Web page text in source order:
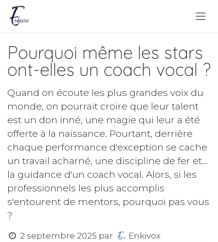
Se rendre au contenu
Pourquoi même les stars
ont-elles un coach vocal ?
Quand on écoute les plus grandes voix du
monde, on pourrait croire que leur talent
est un don inné, une magie qui leur a été
offerte à la naissance. Pourtant, derrière
chaque performance d'exception se cache
un travail acharné, une discipline de fer et...
la guidance d'un coach vocal. Alors, si les
professionnels les plus accomplis
s'entourent de mentors, pourquoi pas vous
?
2 septembre 2025 par Enkivox